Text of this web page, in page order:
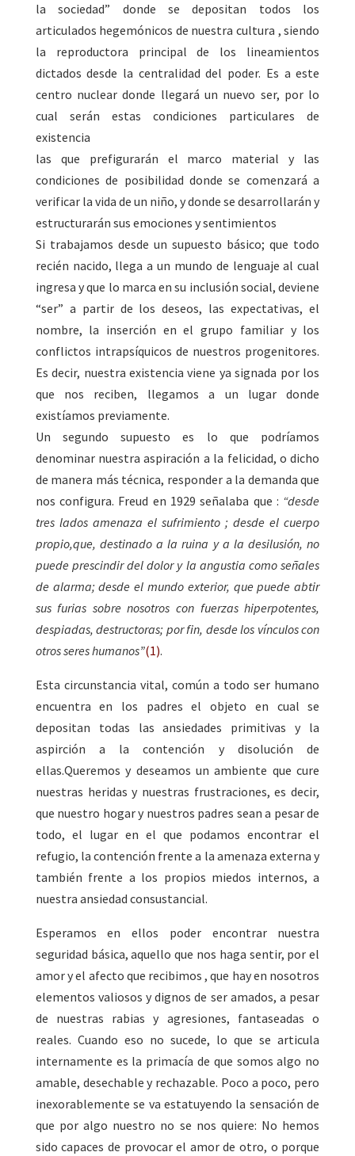
la sociedad” donde se depositan todos los
articulados hegemónicos de nuestra cultura , siendo
la reproductora principal de los lineamientos
dictados desde la centralidad del poder. Es a este
centro nuclear donde llegará un nuevo ser, por lo
cual serán estas condiciones particulares de
existencia
las que prefigurarán el marco material y las
condiciones de posibilidad donde se comenzará a
verificar la vida de un niño, y donde se desarrollarán y
estructurarán sus emociones y sentimientos
Si trabajamos desde un supuesto básico; que todo
recién nacido, llega a un mundo de lenguaje al cual
ingresa y que lo marca en su inclusión social, deviene
“ser” a partir de los deseos, las expectativas, el
nombre, la inserción en el grupo familiar y los
conflictos intrapsíquicos de nuestros progenitores.
Es decir, nuestra existencia viene ya signada por los
que nos reciben, llegamos a un lugar donde
existíamos previamente.
Un segundo supuesto es lo que podríamos
denominar nuestra aspiración a la felicidad, o dicho
de manera más técnica, responder a la demanda que
nos configura. Freud en 1929 señalaba que : “desde
tres lados amenaza el sufrimiento ; desde el cuerpo
propio,que, destinado a la ruina y a la desilusión, no
puede prescindir del dolor y la angustia como señales
de alarma; desde el mundo exterior, que puede abtir
sus furias sobre nosotros con fuerzas hiperpotentes,
despiadas, destructoras; por fin, desde los vínculos con
otros seres humanos”(1).
Esta circunstancia vital, común a todo ser humano
encuentra en los padres el objeto en cual se
depositan todas las ansiedades primitivas y la
aspirción a la contención y disolución de
ellas.Queremos y deseamos un ambiente que cure
nuestras heridas y nuestras frustraciones, es decir,
que nuestro hogar y nuestros padres sean a pesar de
todo, el lugar en el que podamos encontrar el
refugio, la contención frente a la amenaza externa y
también frente a los propios miedos internos, a
nuestra ansiedad consustancial.
Esperamos en ellos poder encontrar nuestra
seguridad básica, aquello que nos haga sentir, por el
amor y el afecto que recibimos , que hay en nosotros
elementos valiosos y dignos de ser amados, a pesar
de nuestras rabias y agresiones, fantaseadas o
reales. Cuando eso no sucede, lo que se articula
internamente es la primacía de que somos algo no
amable, desechable y rechazable. Poco a poco, pero
inexorablemente se va estatuyendo la sensación de
que por algo nuestro no se nos quiere: No hemos
sido capaces de provocar el amor de otro, o porque